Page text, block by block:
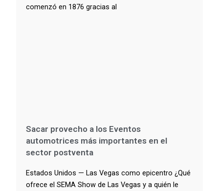
comenzó en 1876 gracias al
Sacar provecho a los Eventos
automotrices más importantes en el
sector postventa
Estados Unidos — Las Vegas como epicentro ¿Qué
ofrece el SEMA Show de Las Vegas y a quién le